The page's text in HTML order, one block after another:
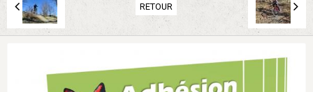
RETOUR